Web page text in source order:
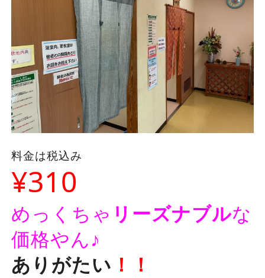
料金は税込み
¥310
めっくちゃ リーズナブルな
価格やん♪
ありがたい ！！